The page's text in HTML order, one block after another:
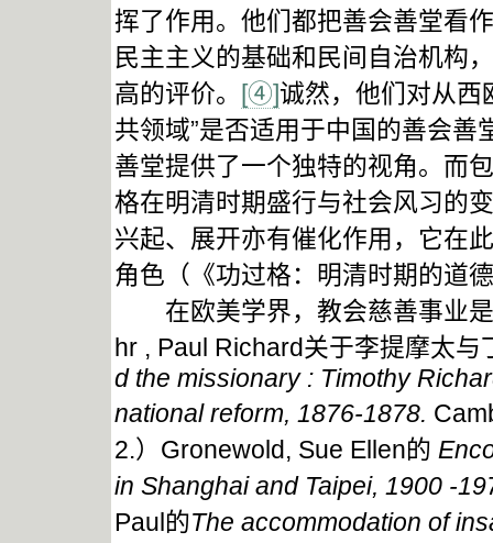
挥了作用。他们都把善会善堂看
民主主义的基础和民间自治机构
高的评价。 [④]诚然，他们对从西
共领域”是否适用于中国的善会
善堂提供了一个独特的视角。而
格在明清时期盛行与社会风习的
兴起、展开亦有催化作用，它在
角色（《功过格：明清时期的道
在欧美学界，教会慈善事业是
hr , Paul Richard关于李提摩太与
d the missionary : Timothy
national reform, 1876-1878.
2.）Gronewold, Sue Ellen的
in Shanghai and Taipei, 1900 -
Paul的The accommodation of